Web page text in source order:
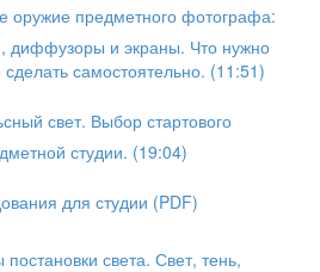
оружие предметного фотографа:
диффузоры и экраны. Что нужно
самостоятельно. (11:51)
свет. Выбор стартового
студии. (19:04)
для студии (PDF)
света. Свет, тень,